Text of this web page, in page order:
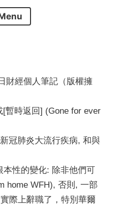
財經個人筆記（版權擁
暫時返回] (Gone for ever
冠肺炎大流行疾病, 和與
本性的變化: 除非他們可
home WFH), 否則, 一部
際上辭職了，特別華爾